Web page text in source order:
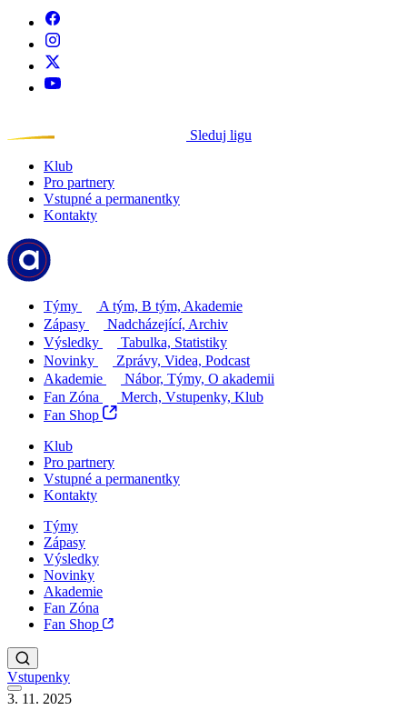
Sleduj ligu
Klub
Pro partnery
Vstupné a permanentky
Kontakty
Týmy
A tým, B tým, Akademie
Zápasy
Nadcházející, Archiv
Výsledky
Tabulka, Statistiky
Novinky
Zprávy, Videa, Podcast
Akademie
Nábor, Týmy, O akademii
Fan Zóna
Merch, Vstupenky, Klub
Fan Shop
Klub
Pro partnery
Vstupné a permanentky
Kontakty
Týmy
Zápasy
Výsledky
Novinky
Akademie
Fan Zóna
Fan Shop
Vstupenky
3. 11. 2025